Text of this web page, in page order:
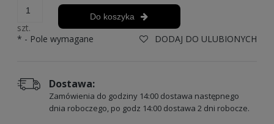
szt.
Do koszyka
DODAJ DO ULUBIONYCH
* - Pole wymagane
Dostawa:
Zamówienia do godziny 14:00 dostawa następnego
dnia roboczego, po godz 14:00 dostawa 2 dni robocze.